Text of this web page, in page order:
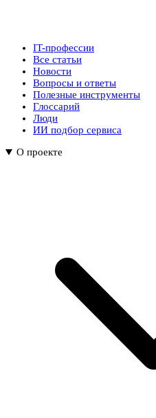
IT-профессии
Все статьи
Новости
Вопросы и ответы
Полезные инструменты
Глоссарий
Люди
ИИ подбор сервиса
О проекте